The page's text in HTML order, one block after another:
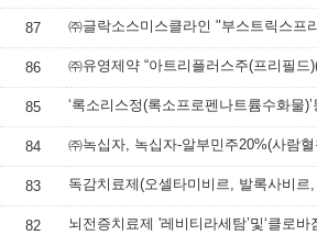
87
86
85
84 ㈜녹십자, 녹십자-알부민주20%(사람
83
82